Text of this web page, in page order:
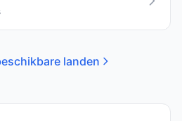
landen